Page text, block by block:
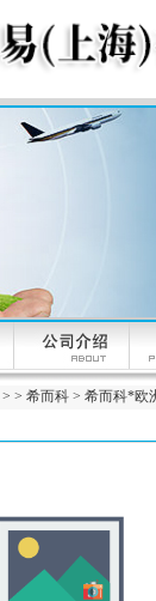
> > 希而科 > 希而科*欧